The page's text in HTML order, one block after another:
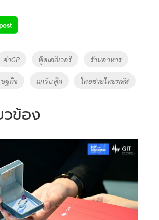
p
y
Li
n
k
ค่าGP ฟู้ดเดลิเวอรี่ ร้านอาหาร
ษฐกิจ แกร็บฟู้ด ไทยช่วยไทยพลัส
วข้อง